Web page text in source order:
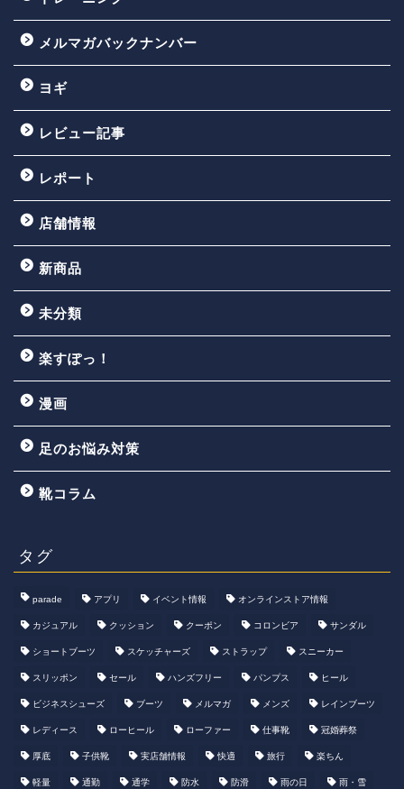
メルマガバックナンバー
ヨギ
レビュー記事
レポート
店舗情報
新商品
未分類
楽すぽっ！
漫画
足のお悩み対策
靴コラム
タグ
parade アプリ イベント情報 オンラインストア情報
カジュアル クッション クーポン コロンビア サンダル
ショートブーツ スケッチャーズ ストラップ スニーカー
スリッポン セール ハンズフリー パンプス ヒール
ビジネスシューズ ブーツ メルマガ メンズ レインブーツ
レディース ローヒール ローファー 仕事靴 冠婚葬祭
厚底 子供靴 実店舗情報 快適 旅行 楽ちん
軽量 通勤 通学 防水 防滑 雨の日 雨・雪